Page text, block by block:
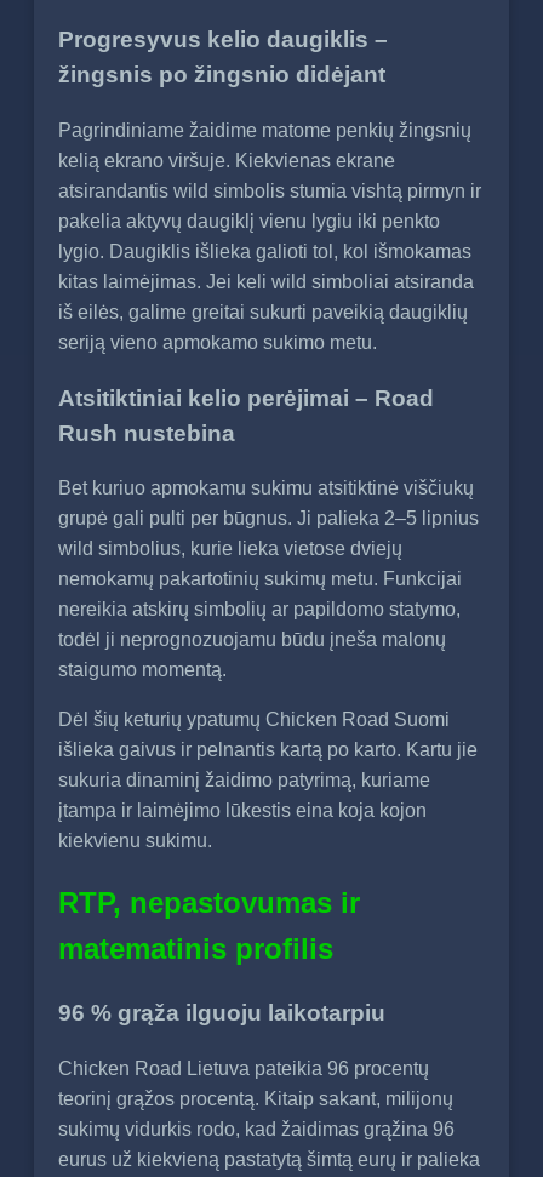
Progresyvus kelio daugiklis –
žingsnis po žingsnio didėjant
Pagrindiniame žaidime matome penkių žingsnių
kelią ekrano viršuje. Kiekvienas ekrane
atsirandantis wild simbolis stumia vishtą pirmyn ir
pakelia aktyvų daugiklį vienu lygiu iki penkto
lygio. Daugiklis išlieka galioti tol, kol išmokamas
kitas laimėjimas. Jei keli wild simboliai atsiranda
iš eilės, galime greitai sukurti paveikią daugiklių
seriją vieno apmokamo sukimo metu.
Atsitiktiniai kelio perėjimai – Road
Rush nustebina
Bet kuriuo apmokamu sukimu atsitiktinė viščiukų
grupė gali pulti per būgnus. Ji palieka 2–5 lipnius
wild simbolius, kurie lieka vietose dviejų
nemokamų pakartotinių sukimų metu. Funkcijai
nereikia atskirų simbolių ar papildomo statymo,
todėl ji neprognozuojamu būdu įneša malonų
staigumo momentą.
Dėl šių keturių ypatumų Chicken Road Suomi
išlieka gaivus ir pelnantis kartą po karto. Kartu jie
sukuria dinaminį žaidimo patyrimą, kuriame
įtampa ir laimėjimo lūkestis eina koja kojon
kiekvienu sukimu.
RTP, nepastovumas ir
matematinis profilis
96 % grąža ilguoju laikotarpiu
Chicken Road Lietuva pateikia 96 procentų
teorinį grąžos procentą. Kitaip sakant, milijonų
sukimų vidurkis rodo, kad žaidimas grąžina 96
eurus už kiekvieną pastatytą šimtą eurų ir palieka